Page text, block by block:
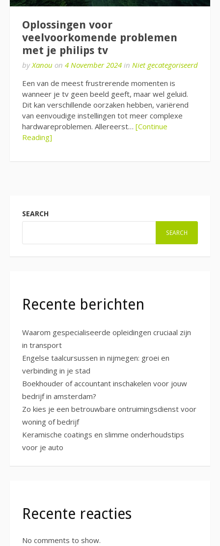
Oplossingen voor
veelvoorkomende problemen
met je philips tv
byXanou on 4 November 2024 in Niet gecategoriseerd
Een van de meest frustrerende momenten is
wanneer je tv geen beeld geeft, maar wel geluid.
Dit kan verschillende oorzaken hebben, variërend
van eenvoudige instellingen tot meer complexe
hardwareproblemen. Allereerst… [Continue
Reading]
SEARCH
SEARCH
Recente berichten
Waarom gespecialiseerde opleidingen cruciaal zijn
in transport
Engelse taalcursussen in nijmegen: groei en
verbinding in je stad
Boekhouder of accountant inschakelen voor jouw
bedrijf in amsterdam?
Zo kies je een betrouwbare ontruimingsdienst voor
woning of bedrijf
Keramische coatings en slimme onderhoudstips
voor je auto
Recente reacties
No comments to show.